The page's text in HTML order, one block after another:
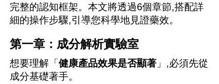
完整的認知框架。本文將透過6個章節,搭配詳
細的操作步驟,引導您科學地見證藥效。
第一章：成分解析實驗室
想要理解「 健康產品效果是否顯著 」,必須先從
成分基礎著手。